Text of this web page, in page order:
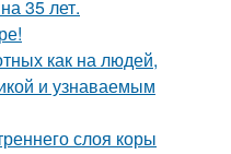
35 лет.
как на людей,
и узнаваемым
слоя коры